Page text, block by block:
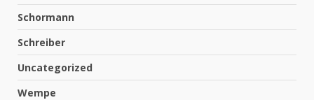
Schormann
Schreiber
Uncategorized
Wempe